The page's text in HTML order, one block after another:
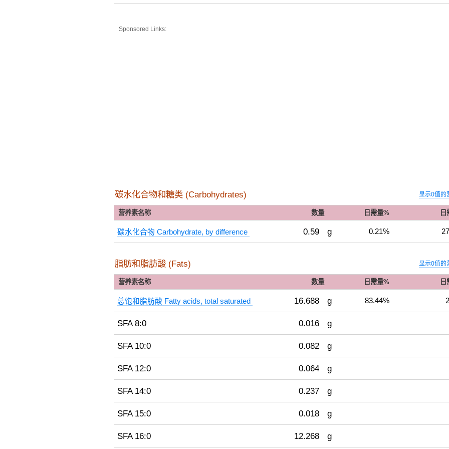
Sponsored Links:
碳水化合物和糖类 (Carbohydrates) 显示0值的
营养素名称 数量 日需量% 日
碳水化合物 Carbohydrate, by difference 0.59 g 0.21%
脂肪和脂肪酸 (Fats) 显示0值的
营养素名称 数量 日需量% 日
总饱和脂肪酸 Fatty acids, total saturated 16.688 g 83.44%
SFA 8:0 0.016 g
SFA 10:0 0.082 g
SFA 12:0 0.064 g
SFA 14:0 0.237 g
SFA 15:0 0.018 g
SFA 16:0 12.268 g